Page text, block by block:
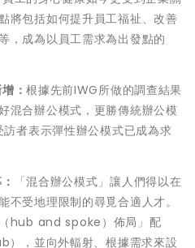
將包括如何提升員工福祉、改善
，成為以員工需求為出發點的
增：根據先前IWG所做的調查結果
混合辦公模式，更勝傳統辦公模
者表示彈性辦公模式已成為求
「混合辦公模式」讓人們得以在
受地理限制的尋覓合適人才。
hub and spoke）佈局」配
），並向外輻射、根據需求來設